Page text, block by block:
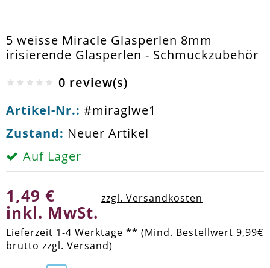
5 weisse Miracle Glasperlen 8mm
irisierende Glasperlen - Schmuckzubehör
0 review(s)
Artikel-Nr.: #miraglwe1
Zustand: Neuer Artikel
Auf Lager
1,49 €
inkl. MwSt.
zzgl. Versandkosten
Lieferzeit 1-4 Werktage ** (Mind. Bestellwert 9,99€
brutto zzgl. Versand)